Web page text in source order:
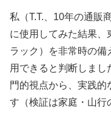
私（T.T.、10年の通販
に使用してみた結果
ラック）を非常時の
用できると判断しま
門的視点から、実践的
す（検証は家庭・山行